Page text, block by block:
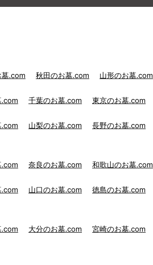
.com 秋田のお墓.com 山形のお墓.com
千葉のお墓.com 東京のお墓.com
山梨のお墓.com 長野のお墓.com
奈良のお墓.com 和歌山のお墓.com
.com 山口のお墓.com 徳島のお墓.com
大分のお墓.com 宮崎のお墓.com